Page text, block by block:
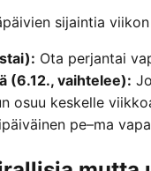
sijaintia
Ota perjantai
(6.12., vaihtelee):
osuu keskelle
pe–ma